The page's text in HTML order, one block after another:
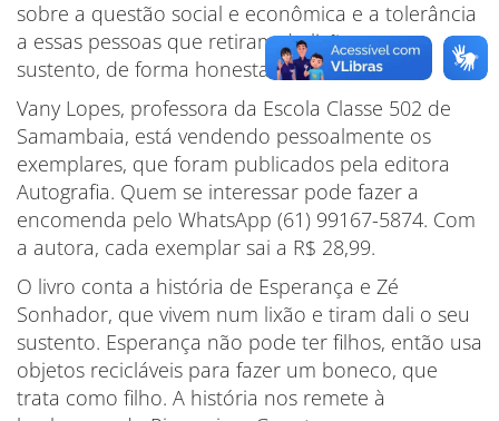
sobre a questão social e econômica e a tolerância
a essas pessoas que retiram do lixão o seu
sustento, de forma honesta.
Vany Lopes, professora da Escola Classe 502 de
Samambaia, está vendendo pessoalmente os
exemplares, que foram publicados pela editora
Autografia. Quem se interessar pode fazer a
encomenda pelo WhatsApp (61) 99167-5874. Com
a autora, cada exemplar sai a R$ 28,99.
O livro conta a história de Esperança e Zé
Sonhador, que vivem num lixão e tiram dali o seu
sustento. Esperança não pode ter filhos, então usa
objetos recicláveis para fazer um boneco, que
trata como filho. A história nos remete à